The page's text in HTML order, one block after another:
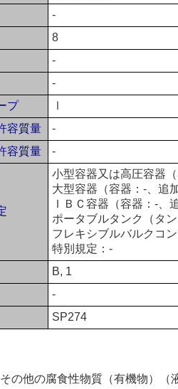
-
8
-
-
プ
Ⅰ
容質量
-
容質量
-
小型容器又は高圧容器
大型容器（容器：-、追
ＩＢＣ容器（容器：-、
ポータブルタンク（タ
フレキシブルバルクコ
特別規定：-
B, 1
-
SP274
の他の腐食性物質（有機物）（